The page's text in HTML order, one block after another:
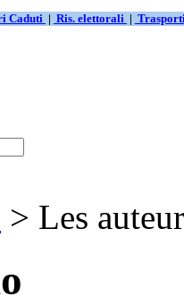
Caduti | Ris. elettorali |
> Les